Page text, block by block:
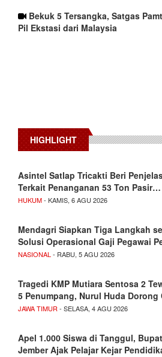
Bekuk 5 Tersangka, Satgas
Pil Ekstasi dari Malaysia
HIGHLIGHT
Asintel Satlap Tricakti Beri
Terkait Penanganan 53 Ton Pasir…
HUKUM- KAMIS, 6 AGU 2026
Mendagri Siapkan Tiga Langkah
Solusi Operasional Gaji Pegawai
NASIONAL - RABU, 5 AGU 2026
Tragedi KMP Mutiara Sentosa 2
5 Penumpang, Nurul Huda
JAWA TIMUR - SELASA, 4 AGU 2026
Apel 1.000 Siswa di Tanggul,
Jember Ajak Pelajar Kejar